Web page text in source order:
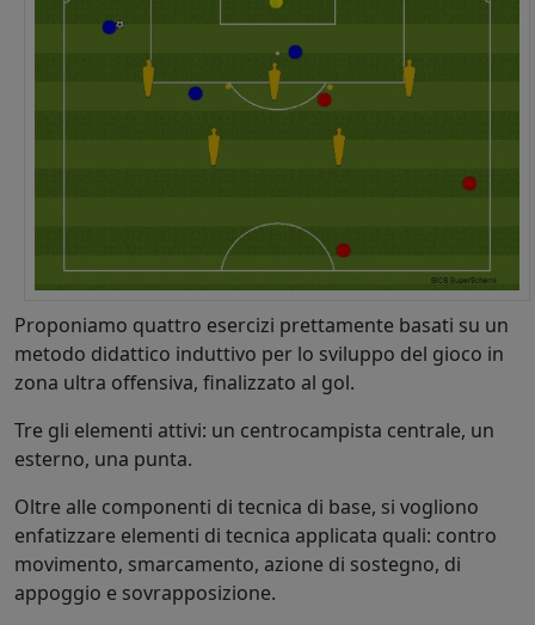
Proponiamo quattro esercizi prettamente basati su un
metodo didattico induttivo per lo sviluppo del gioco in
zona ultra offensiva, finalizzato al gol.
Tre gli elementi attivi: un centrocampista centrale, un
esterno, una punta.
Oltre alle componenti di tecnica di base, si vogliono
enfatizzare elementi di tecnica applicata quali: contro
movimento, smarcamento, azione di sostegno, di
appoggio e sovrapposizione.